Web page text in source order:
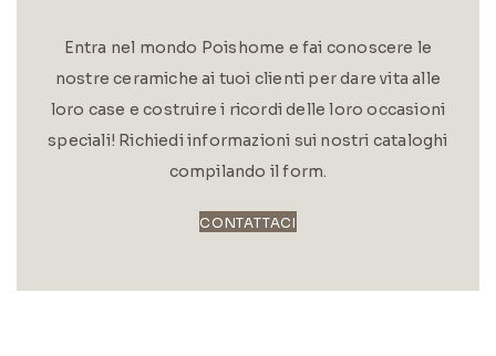
Entra nel mondo Poishome e fai conoscere le
nostre ceramiche ai tuoi clienti per dare vita alle
loro case e costruire i ricordi delle loro occasioni
speciali! Richiedi informazioni sui nostri cataloghi
compilando il form.
CONTATTACI